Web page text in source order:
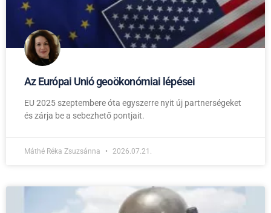
Az Európai Unió geoökonómiai lépései
EU 2025 szeptembere óta egyszerre nyit új partnerségeket
és zárja be a sebezhető pontjait.
Máthé Réka Zsuzsánna 2026.07.21.